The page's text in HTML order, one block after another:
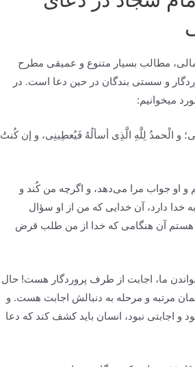
مطالب بسیار متنوع و عمیقی مطرح
و سستی بندگان در حین دعا است. در
میخوانیم:
و الْحمدُ لِلَّهِ الَّذِی أسألُهُ فَیُعطِینِی، و إن کُنتُ
و او جواب مرا می‌دهد، و اگرچه من کُند و
دارد، آن خدایی که من از او سؤال
آن هنگامی که خدا از من طلب قرض
ما، اجابت از طرف پروردگار هست! حال
مرتبه و مرحله به دنبالش اجابت هست. و
و اجابتی نبود، انسان باید کشف کند که دعا